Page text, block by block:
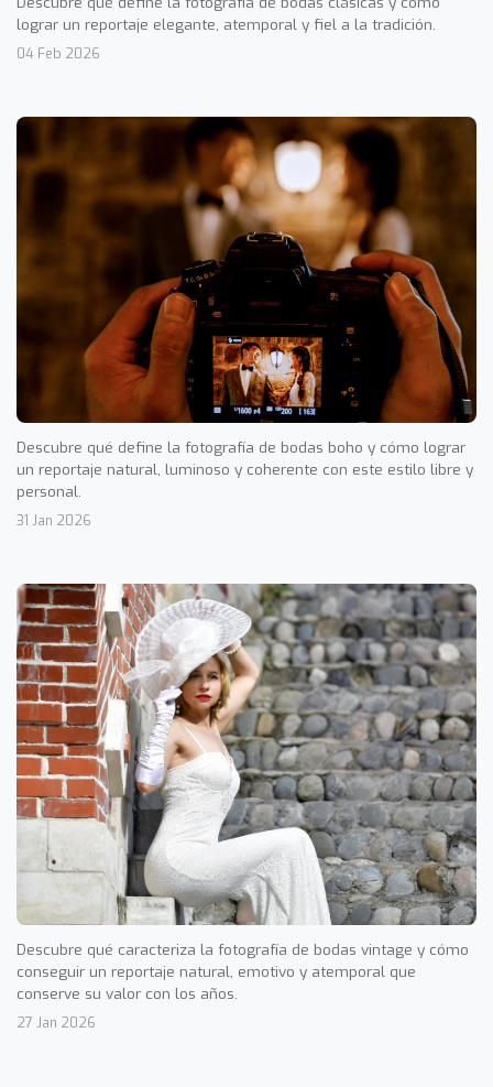
lograr un reportaje elegante, atemporal y fiel a la tradición.
04 Feb 2026
Descubre qué define la fotografía de bodas boho y cómo lograr
un reportaje natural, luminoso y coherente con este estilo libre y
personal.
31 Jan 2026
Descubre qué caracteriza la fotografía de bodas vintage y cómo
conseguir un reportaje natural, emotivo y atemporal que
conserve su valor con los años.
27 Jan 2026